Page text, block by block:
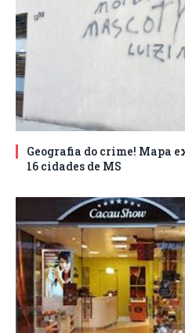
Geografia do crime! Mapa
16 cidades de MS